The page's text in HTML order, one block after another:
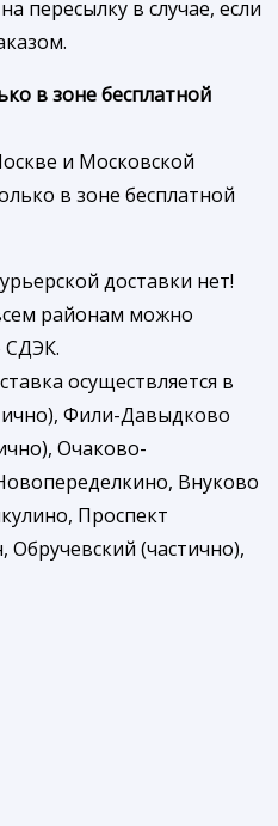
пересылку в случае, если
в зоне бесплатной
и Московской
в зоне бесплатной
доставки нет!
районам можно
СДЭК.
осуществляется в
Фили-Давыдково
Очаково-
Внуково
Проспект
Обручевский (частично),